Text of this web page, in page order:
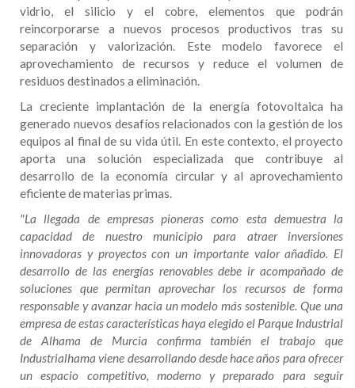
vidrio, el silicio y el cobre, elementos que podrán
reincorporarse a nuevos procesos productivos tras su
separación y valorización. Este modelo favorece el
aprovechamiento de recursos y reduce el volumen de
residuos destinados a eliminación.
La creciente implantación de la energía fotovoltaica ha
generado nuevos desafíos relacionados con la gestión de los
equipos al final de su vida útil. En este contexto, el proyecto
aporta una solución especializada que contribuye al
desarrollo de la economía circular y al aprovechamiento
eficiente de materias primas.
"La llegada de empresas pioneras como esta demuestra la
capacidad de nuestro municipio para atraer inversiones
innovadoras y proyectos con un importante valor añadido. El
desarrollo de las energías renovables debe ir acompañado de
soluciones que permitan aprovechar los recursos de forma
responsable y avanzar hacia un modelo más sostenible. Que una
empresa de estas características haya elegido el Parque Industrial
de Alhama de Murcia confirma también el trabajo que
Industrialhama viene desarrollando desde hace años para ofrecer
un espacio competitivo, moderno y preparado para seguir